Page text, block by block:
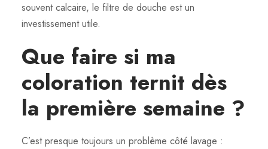
souvent calcaire, le filtre de douche est un
investissement utile.
Que faire si ma
coloration ternit dès
la première semaine ?
C’est presque toujours un problème côté lavage :